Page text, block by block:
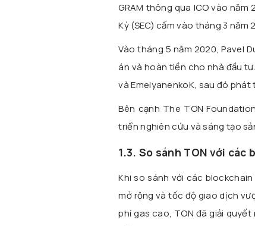
GRAM thông qua ICO vào
Kỳ (SEC) cấm vào tháng 3
Vào tháng 5 năm 2020, Pavel
án và hoàn tiền cho nhà đầu tư.
và EmelyanenkoK, sau đó
Bên cạnh The TON
triển nghiên cứu và sáng tạo
1.3. So sánh TON với các
Khi so sánh với các
mở rộng và tốc độ giao dịch
phí gas cao, TON đã giải